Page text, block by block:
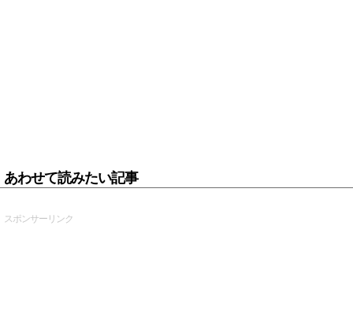
あわせて読みたい記事
スポンサーリンク